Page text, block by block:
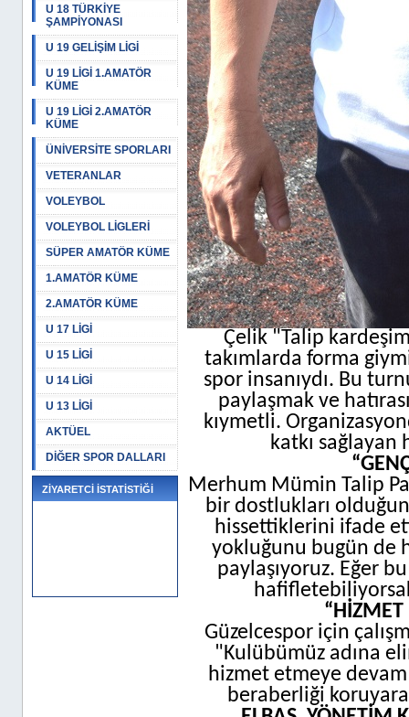
U 18 TÜRKİYE
ŞAMPİYONASI
U 19 GELİŞİM LİGİ
U 19 LİGİ 1.AMATÖR
KÜME
U 19 LİGİ 2.AMATÖR
KÜME
ÜNİVERSİTE SPORLARI
VETERANLAR
VOLEYBOL
VOLEYBOL LİGLERİ
SÜPER AMATÖR KÜME
1.AMATÖR KÜME
2.AMATÖR KÜME
U 17 LİGİ
U 15 LİGİ
U 14 LİGİ
U 13 LİGİ
AKTÜEL
DİĞER SPOR DALLARI
ZİYARETCİ İSTATİSTİĞİ
Çelik "Talip
takımlarda forma
spor insanıydı. Bu
paylaşmak ve
kıymetli.
katkı
Merhum Mümin Talip
bir dostlukları
hissettiklerini ifade
yokluğunu bugün de
paylaşıyoruz. Eğer
“HİZMET
Güzelcespor için
"Kulübümüz adına
hizmet etmeye
beraberliği